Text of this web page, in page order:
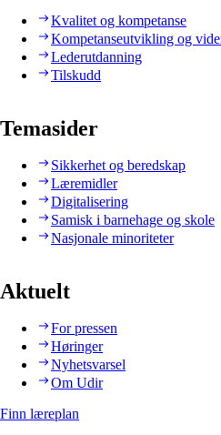
Kvalitet og kompetanse
Kompetanseutvikling og
Lederutdanning
Tilskudd
Temasider
Sikkerhet og beredskap
Læremidler
Digitalisering
Samisk i barnehage og skole
Nasjonale minoriteter
Aktuelt
For pressen
Høringer
Nyhetsvarsel
Om Udir
Finn læreplan